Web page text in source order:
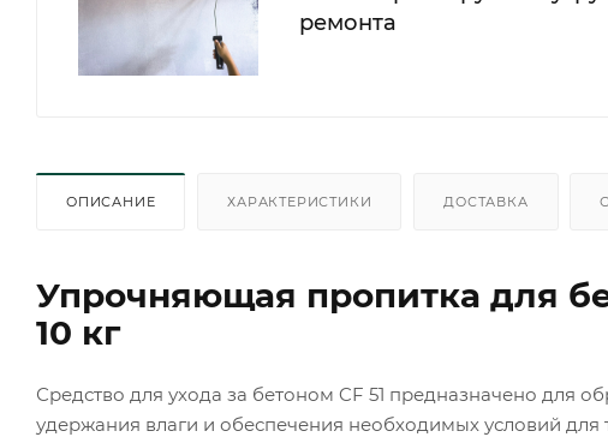
ремонта
ОПИСАНИЕ ХАРАКТЕРИСТИКИ ДОСТАВКА
Упрочняющая пропитка для
10 кг
Средство для ухода за бетоном CF 51 предназначено для
удержания влаги и обеспечения необходимых условий для